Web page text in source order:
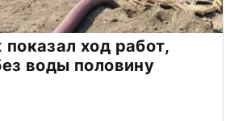
ход работ,
воды половину